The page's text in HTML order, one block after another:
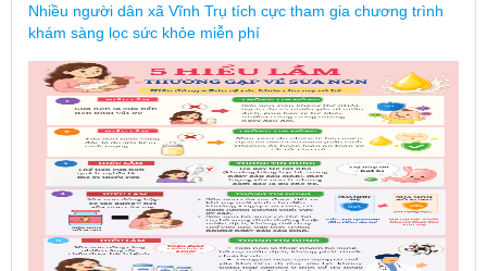
Nhiều người dân xã Vĩnh Trụ tích cực tham gia chương trình
khám sàng lọc sức khỏe miễn phí